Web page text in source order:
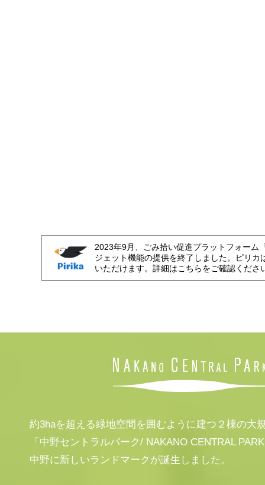
2023年9月、ごみ拾い促進プラットフォーム
ジェット機能の提供を終了しました。ピリカ
いただけます。詳細はこちらをご確認くださ
約3haを超える緑地空間を囲むように建つ２棟の大
「中野セントラルパーク/ NAKANO CENTRAL
中野に新しいランドマークが誕生しました。